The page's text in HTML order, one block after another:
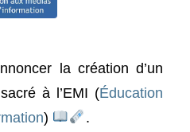
la création d’un
à l’EMI (Éducation
) .